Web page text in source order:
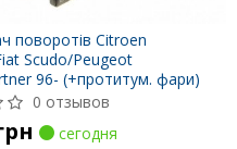
поворотів Citroen
Scudo/Peugeot
96- (+протитум. фари)
0 отзывов
сегодня